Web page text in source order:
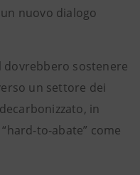
nuovo dialogo
dovrebbero sostenere
un settore dei
in
to-abate” come